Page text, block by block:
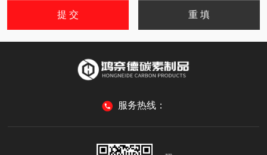
服务热线：